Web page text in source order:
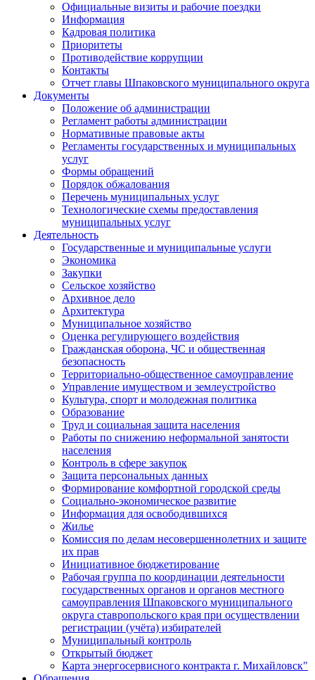
Официальные визиты и рабочие поездки
Информация
Кадровая политика
Приоритеты
Противодействие коррупции
Контакты
Отчет главы Шпаковского муниципального округа
Документы
Положение об администрации
Регламент работы администрации
Нормативные правовые акты
Регламенты государственных и муниципальных
услуг
Формы обращений
Порядок обжалования
Перечень муниципальных услуг
Технологические схемы предоставления
муниципальных услуг
Деятельность
Государственные и муниципальные услуги
Экономика
Закупки
Сельское хозяйство
Архивное дело
Архитектура
Муниципальное хозяйство
Оценка регулирующего воздействия
Гражданская оборона, ЧС и общественная
безопасность
Территориально-общественное самоуправление
Управление имуществом и землеустройство
Культура, спорт и молодежная политика
Образование
Труд и социальная защита населения
Работы по снижению неформальной занятости
населения
Контроль в сфере закупок
Защита персональных данных
Формирование комфортной городской среды
Социально-экономическое развитие
Информация для освободившихся
Жилье
Комиссия по делам несовершеннолетних и защите
их прав
Инициативное бюджетирование
Рабочая группа по координации деятельности
государственных органов и органов местного
самоуправления Шпаковского муниципального
округа ставропольского края при осуществлении
регистрации (учёта) избирателей
Муниципальный контроль
Открытый бюджет
Карта энергосервисного контракта г. Михайловск"